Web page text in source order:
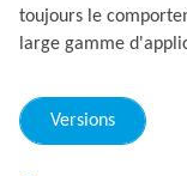
toujours le
large gamme
Versions